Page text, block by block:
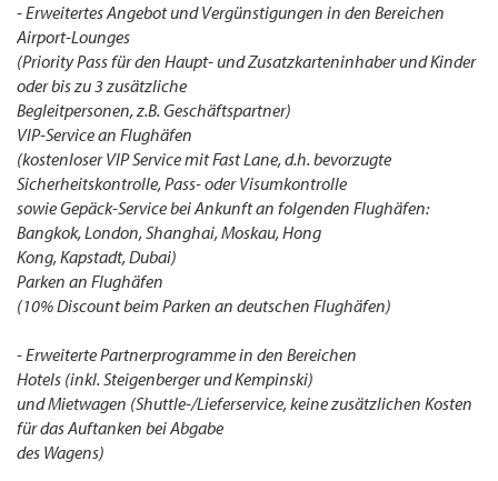
- Erweitertes Angebot und Vergünstigungen in den Bereichen
Airport-Lounges
(Priority Pass für den Haupt- und Zusatzkarteninhaber und Kinder
oder bis zu 3 zusätzliche
Begleitpersonen, z.B. Geschäftspartner)
VIP-Service an Flughäfen
(kostenloser VIP Service mit Fast Lane, d.h. bevorzugte
Sicherheitskontrolle, Pass- oder Visumkontrolle
sowie Gepäck-Service bei Ankunft an folgenden Flughäfen:
Bangkok, London, Shanghai, Moskau, Hong
Kong, Kapstadt, Dubai)
Parken an Flughäfen
(10% Discount beim Parken an deutschen Flughäfen)
- Erweiterte Partnerprogramme in den Bereichen
Hotels (inkl. Steigenberger und Kempinski)
und Mietwagen (Shuttle-/Lieferservice, keine zusätzlichen Kosten
für das Auftanken bei Abgabe
des Wagens)